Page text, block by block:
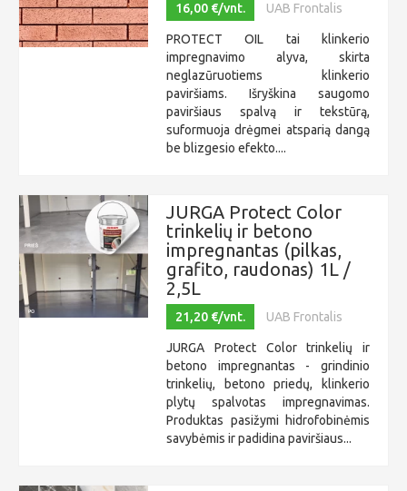
16,00 €/vnt. UAB Frontalis
PROTECT OIL tai klinkerio
impregnavimo alyva, skirta
neglazūruotiems klinkerio
paviršiams. Išryškina saugomo
paviršiaus spalvą ir tekstūrą,
suformuoja drėgmei atsparią dangą
be blizgesio efekto....
JURGA Protect Color
trinkelių ir betono
impregnantas (pilkas,
grafito, raudonas) 1L /
2,5L
21,20 €/vnt. UAB Frontalis
JURGA Protect Color trinkelių ir
betono impregnantas - grindinio
trinkelių, betono priedų, klinkerio
plytų spalvotas impregnavimas.
Produktas pasižymi hidrofobinėmis
savybėmis ir padidina paviršiaus...